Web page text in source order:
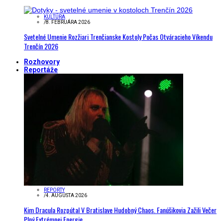
KULTÚRA
/8. FEBRUÁRA 2026
Svetelné Umenie Rozžiari Trenčianske Kostoly Počas Otváracieho Víkendu
Trenčín 2026
Rozhovory
Reportáže
REPORTY
/4. AUGUSTA 2026
Kim Dracula Rozpútal V Bratislave Hudobný Chaos. Fanúšikovia Zažili Večer